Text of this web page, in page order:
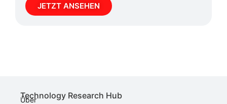
JETZT ANSEHEN
Technology Research Hub
Über